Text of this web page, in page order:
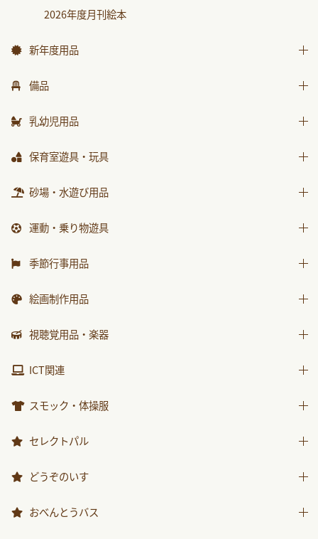
2026年度月刊絵本
新年度用品
出席帳・シール
ワーク
画帳・おもいで
各種用紙・証書
備品
椅子
収納用品
環境備品
乳幼児用品
乳幼児備品
保育室遊具・玩具
ままごと
知育玩具
砂場・水遊び用品
砂場用品
運動・乗り物遊具
運動遊具
季節行事用品
運動会用品
包装紙・紙袋
絵画制作用品
画材
視聴覚用品・楽器
視聴覚用品
ICT関連
ICT関連
スモック・体操服
スモック
セレクトパル
先生用ウェア
どうぞのいす
どうぞのいす
おべんとうバス